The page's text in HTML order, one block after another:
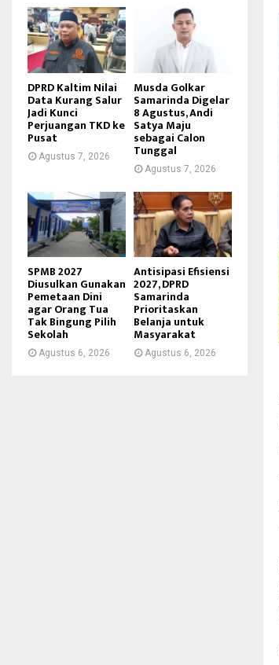
DPRD Kaltim Nilai
Data Kurang Salur
Jadi Kunci
Perjuangan TKD ke
Pusat
Agustus 7, 2026
Musda Golkar
Samarinda Digelar
8 Agustus, Andi
Satya Maju
sebagai Calon
Tunggal
Agustus 7, 2026
SPMB 2027
Diusulkan Gunakan
Pemetaan Dini
agar Orang Tua
Tak Bingung Pilih
Sekolah
Agustus 6, 2026
Antisipasi Efisiensi
2027, DPRD
Samarinda
Prioritaskan
Belanja untuk
Masyarakat
Agustus 6, 2026